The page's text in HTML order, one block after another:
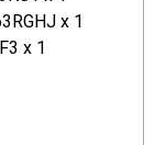
x 1
x 1